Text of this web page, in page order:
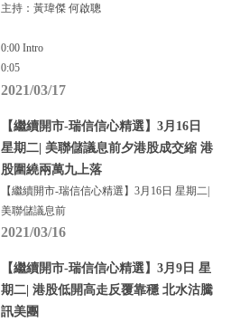
主持：黃瑋傑 何啟聰
0:00 Intro
0:05
2021/03/17
【繼續開市-瑞信信心精選】3月16日
星期二| 美聯儲議息前夕港股成交縮 港
股圍繞兩萬九上落
【繼續開市-瑞信信心精選】3月16日 星期二|
美聯儲議息前
2021/03/16
【繼續開市-瑞信信心精選】3月9日 星
期二| 港股低開高走反覆靠穩 北水沽騰
訊美團